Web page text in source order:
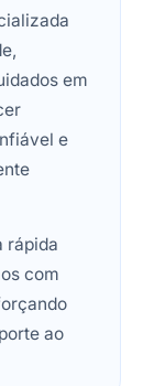
em
e
rápida
com
ao